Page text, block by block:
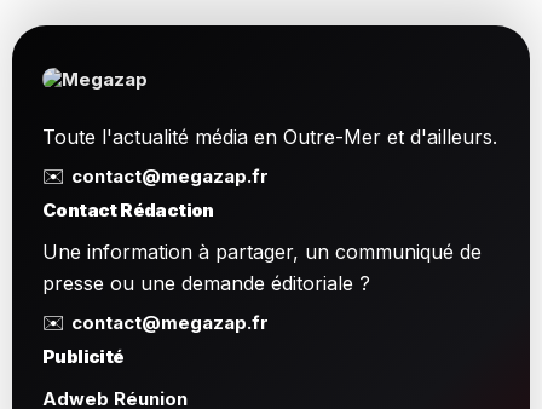
Toute l'actualité média en Outre-Mer et d'ailleurs.
✉️ contact@megazap.fr
Contact Rédaction
Une information à partager, un communiqué de
presse ou une demande éditoriale ?
✉️ contact@megazap.fr
Publicité
Adweb Réunion